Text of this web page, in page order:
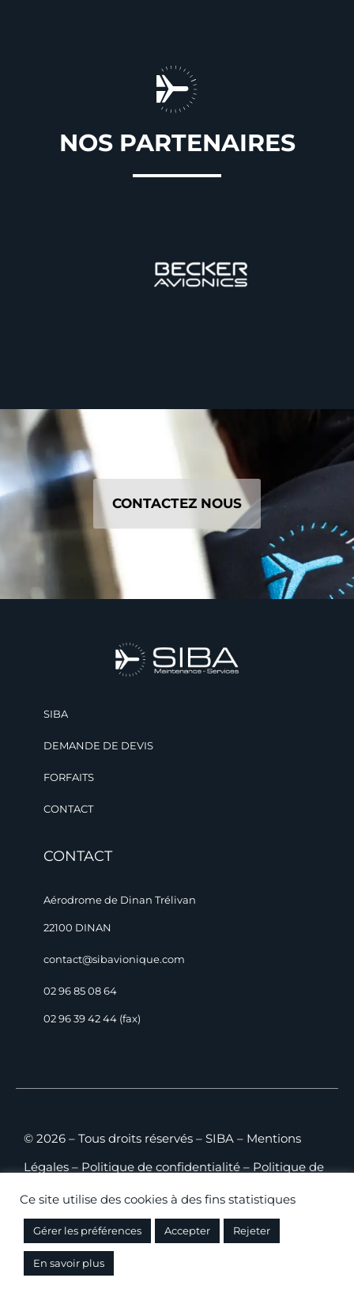
NOS PARTENAIRES
CONTACTEZ NOUS
SIBA
DEMANDE DE DEVIS
FORFAITS
CONTACT
CONTACT
Aérodrome de Dinan Trélivan
22100 DINAN
contact@sibavionique.com
02 96 85 08 64
02 96 39 42 44 (fax)
© 2026 – Tous droits réservés – SIBA – Mentions
Légales – Politique de confidentialité – Politique de
cookies –Plan du site–CGV B2C– CGV B2B
ConceptionSHEBAM!– Hébergement WEB:
Ce site utilise des cookies à des fins statistiques
Gérer les préférences Accepter Rejeter
En savoir plus